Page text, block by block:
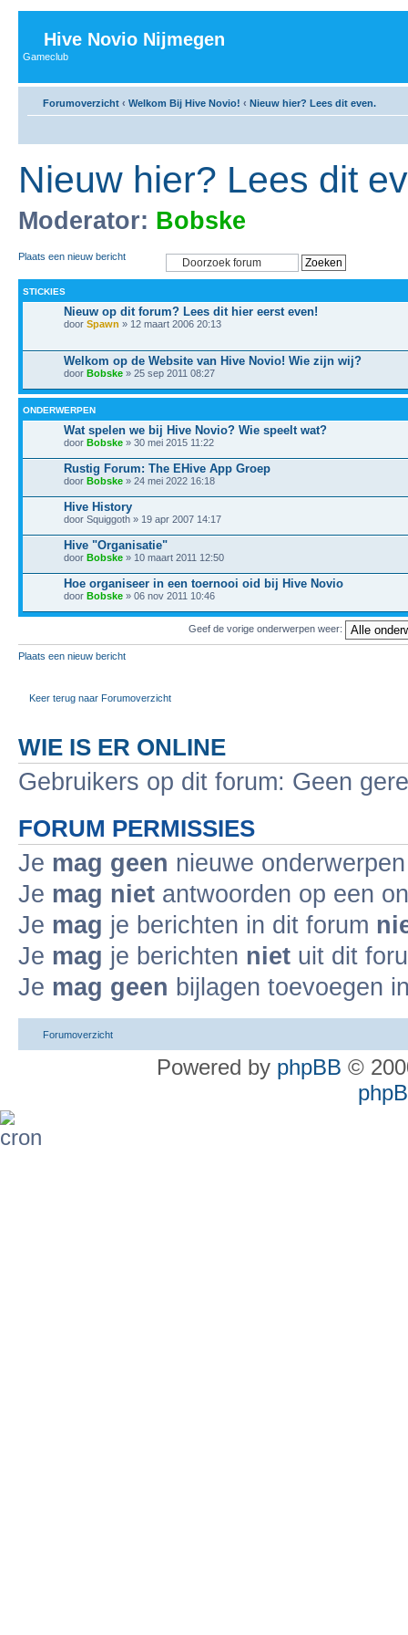
Hive Novio Nijmegen
Gameclub
Forumoverzicht ‹ Welkom Bij Hive Novio! ‹ Nieuw hier? Lees dit even.
Nieuw hier? Lees dit
Moderator: Bobske
Plaats een nieuw bericht
STICKIES
Nieuw op dit forum? Lees dit hier eerst even!
door Spawn » 12 maart 2006 20:13
Welkom op de Website van Hive Novio! Wie zijn wij?
door Bobske » 25 sep 2011 08:27
ONDERWERPEN
Wat spelen we bij Hive Novio? Wie speelt wat?
door Bobske » 30 mei 2015 11:22
Rustig Forum: The EHive App Groep
door Bobske » 24 mei 2022 16:18
Hive History
door Squiggoth » 19 apr 2007 14:17
Hive "Organisatie"
door Bobske » 10 maart 2011 12:50
Hoe organiseer in een toernooi oid bij Hive Novio
door Bobske » 06 nov 2011 10:46
Geef de vorige onderwerpen weer:
Plaats een nieuw bericht
Keer terug naar Forumoverzicht
WIE IS ER ONLINE
Gebruikers op dit forum: Geen
FORUM PERMISSIES
Je mag geen nieuwe
Je mag niet antwoorden op een
Je mag je berichten in dit forum
Je mag je berichten niet uit dit
Je mag geen bijlagen toevoegen
Forumoverzicht
Powered by phpBB ©